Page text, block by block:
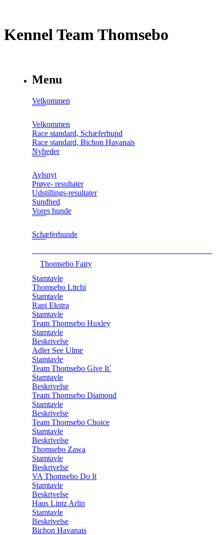
Kennel Team Thomsebo
Menu
Velkommen
Velkommen
Race standard, Schæferhund
Race standard, Bichon Havanais
Nyheder
Avlsnyt
Prøve- resultater
Udstillings-resultater
Sundhed
Vores hunde
Schæferhunde
Thomsebo Fairy
Stamtavle
Thomsebo Litchi
Stamtavle
Rapi Ekstra
Stamtavle
Team Thomsebo Huxley
Stamtavle
Beskrivelse
Adler See Ulme
Stamtavle
Team Thomsebo Give It`
Stamtavle
Beskrivelse
Team Thomsebo Diamond
Stamtavle
Beskrivelse
Team Thomsebo Choice
Stamtavle
Beskrivelse
Thomsebo Zawa
Stamtavle
Beskrivelse
VA Thomsebo Do It
Stamtavle
Beskrivelse
Haus Lintz Arlin
Stamtavle
Beskrivelse
Bichon Havanais